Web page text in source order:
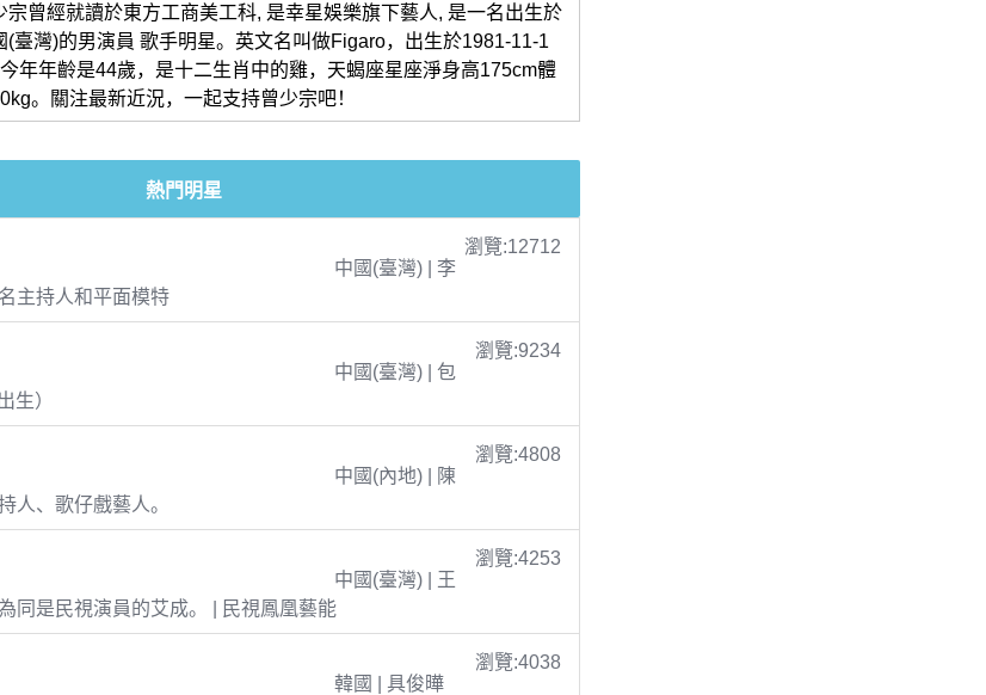
宗曾經就讀於東方工商美工科, 是幸星娛樂旗下藝人, 是一名出生於
(臺灣)的男演員 歌手明星。英文名叫做Figaro，出生於1981-11-1
年年齡是44歲，是十二生肖中的雞，天蝎座星座淨身高175cm體
。關注最新近況，一起支持曾少宗吧！
熱門明星
瀏覽:12712
中國(臺灣) | 李
主持人和平面模特
瀏覽:9234
中國(臺灣) | 包
生）
瀏覽:4808
中國(內地) | 陳
人、歌仔戲藝人。
瀏覽:4253
中國(臺灣) | 王
同是民視演員的艾成。 | 民視鳳凰藝能
瀏覽:4038
韓國 | 具俊曄